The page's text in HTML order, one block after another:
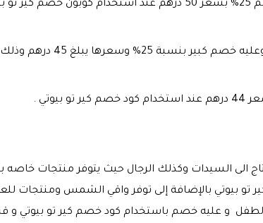
جل معالج لتساقط الشعر الموضعي والذي يأتي بخصم 25% بسعر 50 درهم
شامبو علاج الامتصاص الدهون
الى السيدات وكذلك الرجال حيث يتوفر منتجات خاصه
بيوتي بالإضافة إلى توفر واقي الشمس ومنتجات
و عليه خصم باستخدام كود خصم كير تو بيوتي